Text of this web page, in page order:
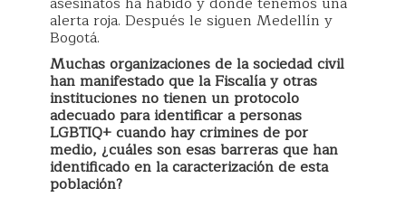
alerta roja. Después le siguen Medellín y
Bogotá.
Muchas organizaciones de la sociedad civil
han manifestado que la Fiscalía y otras
instituciones no tienen un protocolo
adecuado para identificar a personas
LGBTIQ+ cuando hay crimines de por
medio, ¿cuáles son esas barreras que han
identificado en la caracterización de esta
población?